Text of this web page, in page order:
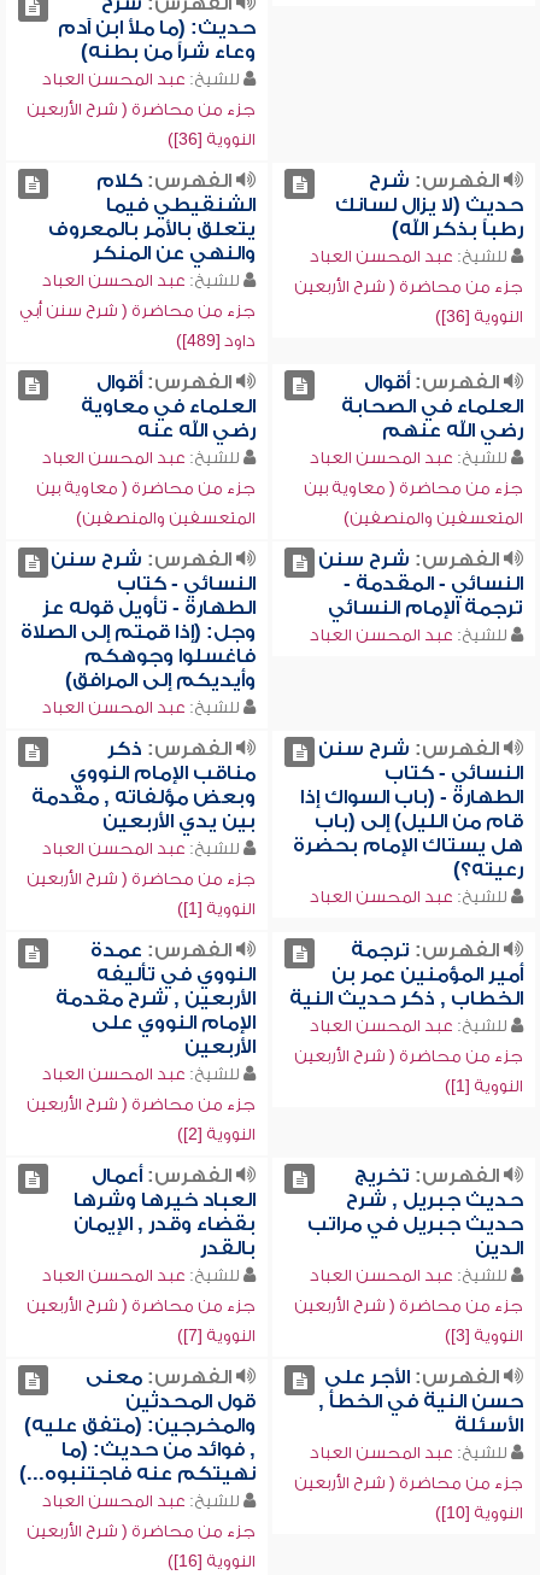
حديث: (ما ملأ ابن آدم
وعاء شراً من بطنه)
للشيخ: عبد المحسن العباد
جزء من محاضرة ( شرح الأربعين
النووية [36])
الفهرس: شرح
حديث (لا يزال لسانك
رطباً بذكر الله)
للشيخ: عبد المحسن العباد
جزء من محاضرة ( شرح الأربعين
النووية [36])
الفهرس:كلام
الشنقيطي فيما
يتعلق بالأمر بالمعروف
والنهي عن المنكر
للشيخ: عبد المحسن العباد
جزء من محاضرة ( شرح سنن أبي
داود [489])
الفهرس:أقوال
العلماء في الصحابة
رضي الله عنهم
للشيخ: عبد المحسن العباد
جزء من محاضرة ( معاوية بين
المتعسفين والمنصفين)
الفهرس:أقوال
العلماء في معاوية
رضي الله عنه
للشيخ: عبد المحسن العباد
جزء من محاضرة ( معاوية بين
المتعسفين والمنصفين)
الفهرس: شرح سنن
النسائي - المقدمة -
ترجمة الإمام النسائي
للشيخ: عبد المحسن العباد
الفهرس: شرح سنن
النسائي - كتاب
الطهارة - تأويل قوله عز
وجل: (إذا قمتم إلى الصلاة
فاغسلوا وجوهكم
وأيديكم إلى المرافق)
للشيخ: عبد المحسن العباد
الفهرس: شرح سنن
النسائي - كتاب
الطهارة - (باب السواك إذا
قام من الليل) إلى (باب
هل يستاك الإمام بحضرة
رعيته؟)
للشيخ: عبد المحسن العباد
الفهرس: ذكر
مناقب الإمام النووي
وبعض مؤلفاته , مقدمة
بين يدي الأربعين
للشيخ: عبد المحسن العباد
جزء من محاضرة ( شرح الأربعين
النووية [1])
الفهرس: ترجمة
أمير المؤمنين عمر بن
الخطاب , ذكر حديث النية
للشيخ: عبد المحسن العباد
جزء من محاضرة ( شرح الأربعين
النووية [1])
الفهرس: عمدة
النووي في تأليفه
الأربعين , شرح مقدمة
الإمام النووي على
الأربعين
للشيخ: عبد المحسن العباد
جزء من محاضرة ( شرح الأربعين
النووية [2])
الفهرس: تخريج
حديث جبريل , شرح
حديث جبريل في مراتب
الدين
للشيخ: عبد المحسن العباد
جزء من محاضرة ( شرح الأربعين
النووية [3])
الفهرس:أعمال
العباد خيرها وشرها
بقضاء وقدر , الإيمان
بالقدر
للشيخ: عبد المحسن العباد
جزء من محاضرة ( شرح الأربعين
النووية [7])
الفهرس:الأجر على
حسن النية في الخطأ ,
الأسئلة
للشيخ: عبد المحسن العباد
جزء من محاضرة ( شرح الأربعين
النووية [10])
الفهرس:معنى
قول المحدثين
والمخرجين: (متفق عليه)
, فوائد من حديث: (ما
نهيتكم عنه فاجتنبوه...)
للشيخ: عبد المحسن العباد
جزء من محاضرة ( شرح الأربعين
النووية [16])